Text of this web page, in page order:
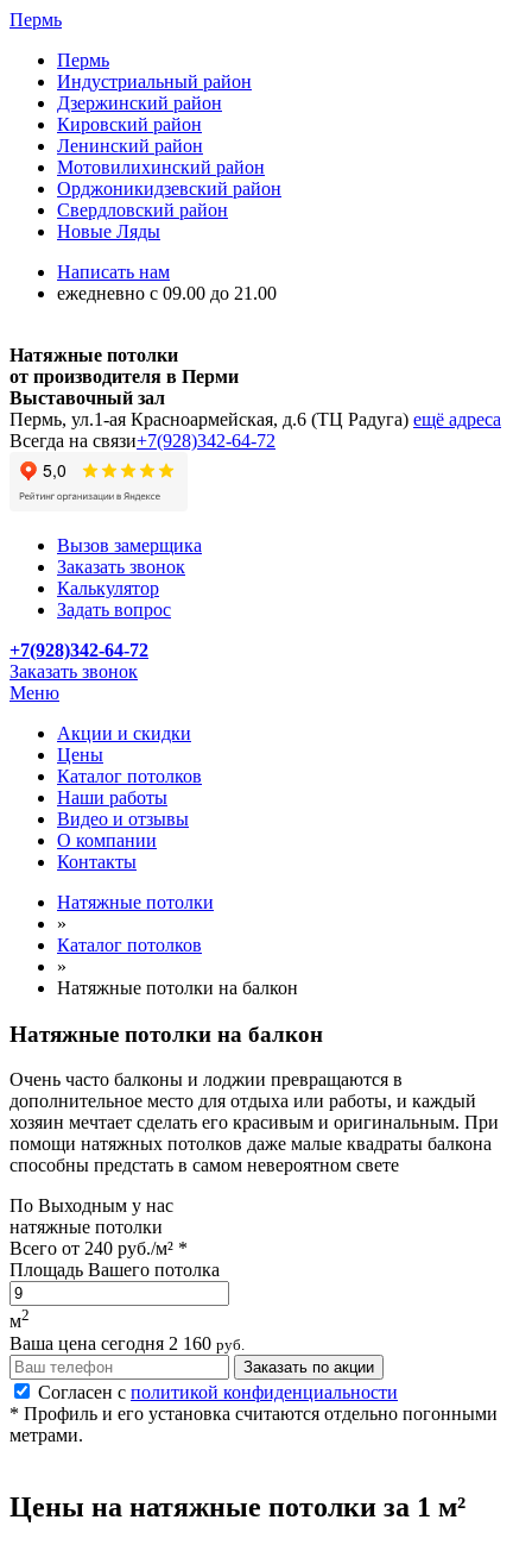
Пермь
Пермь
Индустриальный район
Дзержинский район
Кировский район
Ленинский район
Мотовилихинский район
Орджоникидзевский район
Свердловский район
Новые Ляды
Написать нам
ежедневно с 09.00 до 21.00
Натяжные потолки
от производителя в Перми
Выставочный зал
Пермь, ул.1-ая Красноармейская, д.6 (ТЦ Радуга) ещё адреса
Всегда на связи+7(928)342-64-72
Вызов замерщика
Заказать звонок
Калькулятор
Задать вопрос
+7(928)342-64-72
Заказать звонок
Меню
Акции и скидки
Цены
Каталог потолков
Наши работы
Видео и отзывы
О компании
Контакты
Натяжные потолки
»
Каталог потолков
»
Натяжные потолки на балкон
Натяжные потолки на балкон
Очень часто балконы и лоджии превращаются в
дополнительное место для отдыха или работы, и каждый
хозяин мечтает сделать его красивым и оригинальным. При
помощи натяжных потолков даже малые квадраты балкона
способны предстать в самом невероятном свете
По Выходным у нас
натяжные потолки
Всего от 240 руб./м² *
Площадь Вашего потолка
м2
Ваша цена сегодня 2 160 руб.
Заказать по акции
Согласен с политикой конфиденциальности
* Профиль и его установка считаются отдельно погонными
метрами.
Цены на натяжные потолки за 1 м²